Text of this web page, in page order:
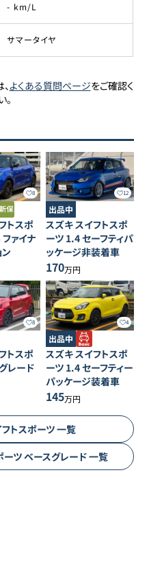
- km/L
サマータイヤ
よくある質問ページをご確認く
。
8
トスポ
ァイナ
12
出品中
スズキスイフトスポ
ーツ 1.4 セーフティパ
ッケージ非装着車
170万円
8
トスポ
レード
4
出品中
スズキスイフトスポ
ーツ 1.4 セーフティー
パッケージ装着車
145万円
トスポーツ一覧
ーツベースグレード一覧